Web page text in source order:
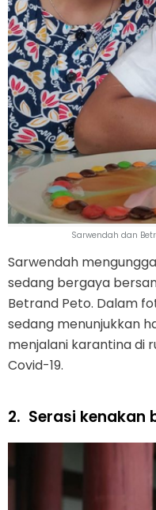
Sarwendah dan
Sarwendah
sedang bergaya
Betrand Peto. Dalam
sedang menunjukkan
menjalani karantina di
Covid-19.
2. Serasi kenakan